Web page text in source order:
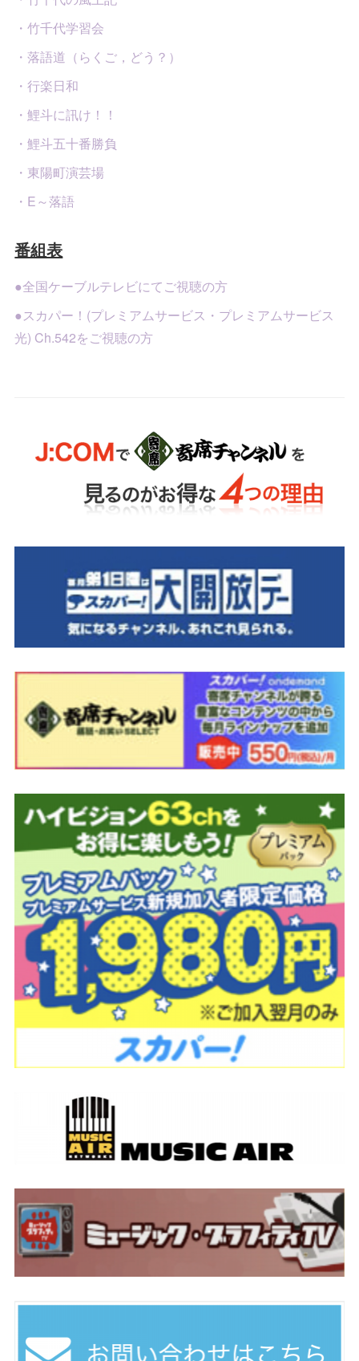
・竹千代学習会
・落語道（らくご，どう？）
・行楽日和
・鯉斗に訊け！！
・鯉斗五十番勝負
・東陽町演芸場
・E～落語
番組表
●全国ケーブルテレビにてご視聴の方
●スカパー！(プレミアムサービス・プレミアムサービス
光) Ch.542をご視聴の方